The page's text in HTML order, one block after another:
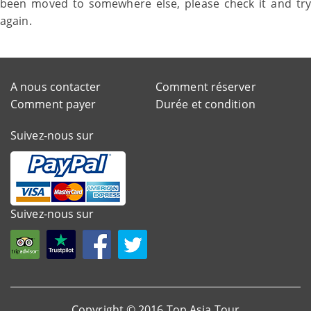
been moved to somewhere else, please check it and try
again.
A nous contacter
Comment réserver
Comment payer
Durée et condition
Suivez-nous sur
Suivez-nous sur